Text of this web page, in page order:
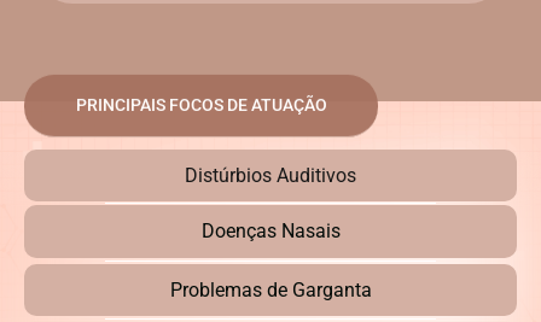
PRINCIPAIS FOCOS DE ATUAÇÃO
Distúrbios Auditivos
Doenças Nasais
Problemas de Garganta